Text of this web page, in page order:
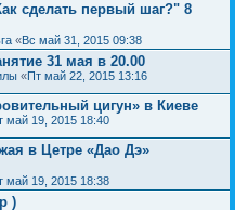
сделать первый шаг?" 8
«Вс май 31, 2015 09:38
31 мая в 20.00
«Пт май 22, 2015 13:16
цигун» в Киеве
май 19, 2015 18:40
в Цетре «Дао Дэ»
май 19, 2015 18:38
)